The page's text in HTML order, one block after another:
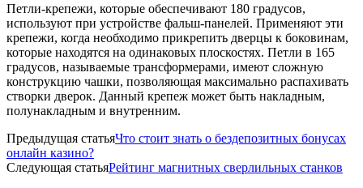
Петли-крепежи, которые обеспечивают 180 градусов,
используют при устройстве фальш-панелей. Применяют эти
крепежи, когда необходимо прикрепить дверцы к боковинам,
которые находятся на одинаковых плоскостях. Петли в 165
градусов, называемые трансформерами, имеют сложную
конструкцию чашки, позволяющая максимально распахивать
створки дверок. Данный крепеж может быть накладным,
полунакладным и внутренним.
Предыдущая статьяЧто стоит знать о бездепозитных бонусах
онлайн казино?
Следующая статьяРейтинг магнитных сверлильных станков